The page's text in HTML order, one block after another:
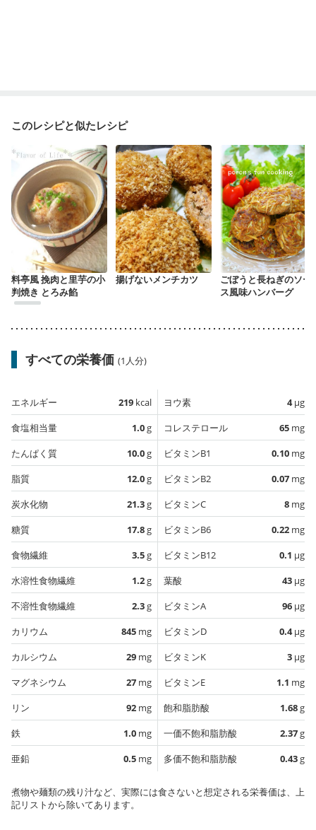
このレシピと似たレシピ
料亭風 挽肉と里芋の小
判焼き とろみ餡
揚げないメンチカツ
ごぼうと長ねぎのソー
ス風味ハンバーグ
すべての栄養価 (1人分)
エネルギー 219 kcal
食塩相当量
1.0g
たんぱく質
10.0g
脂質
12.0g
炭水化物
21.3g
糖質
17.8g
食物繊維
3.5g
水溶性食物繊維
1.2g
不溶性食物繊維
2.3g
カリウム
845 mg
カルシウム
29 mg
マグネシウム
27 mg
リン
92 mg
鉄
1.0 mg
亜鉛
0.5 mg
ヨウ素 4µg
コレステロール
65 mg
ビタミンB1
0.10 mg
ビタミンB2
0.07 mg
ビタミンC
8 mg
ビタミンB6
0.22 mg
ビタミンB12
0.1 µg
葉酸
43 µg
ビタミンA
96 µg
ビタミンD
0.4µg
ビタミンK
3 µg
ビタミンE
1.1 mg
飽和脂肪酸
1.68g
一価不飽和脂肪酸
2.37g
多価不飽和脂肪酸
0.43g
煮物や麺類の残り汁など、実際には食さないと想定される栄養価は、上
記リストから除いてあります。